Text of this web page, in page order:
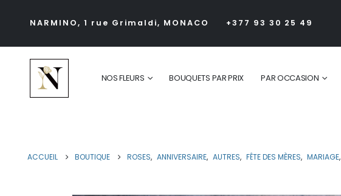
NARMINO, 1 rue Grimaldi, MONACO +377 93 30 25 49
NOS FLEURS BOUQUETS PAR PRIX PAR OCCASION
ACCUEIL BOUTIQUE ROSES, ANNIVERSAIRE, AUTRES, FÊTE DES MÈRES, MARIAGE,